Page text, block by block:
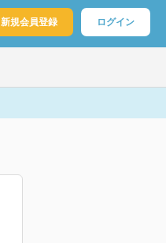
新規会員登録 ログイン